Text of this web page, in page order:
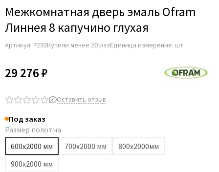
Aldeghi Luigi
Archie
Armadillo
Belwooddoors
Bravo
Bussare
Comaglio
Comit
Covali
Межкомнатная дверь эмаль Ofram
Линнея 8 капучино глухая
Артикул: 7292Купили менее 20 разЕдиница измерения: шт
29 276 ₽
Оставить отзыв
Под заказ
Размер полотна
600х2000 мм
700х2000 мм
800х2000мм
900х2000 мм